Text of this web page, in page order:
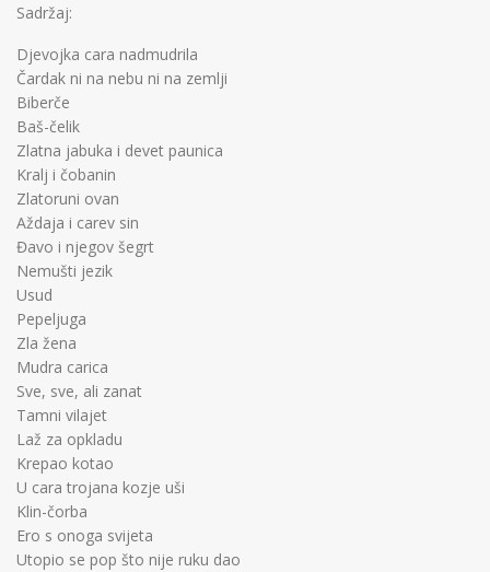
Sadržaj:
Djevojka cara nadmudrila
Čardak ni na nebu ni na zemlji
Biberče
Baš-čelik
Zlatna jabuka i devet paunica
Kralj i čobanin
Zlatoruni ovan
Aždaja i carev sin
Đavo i njegov šegrt
Nemušti jezik
Usud
Pepeljuga
Zla žena
Mudra carica
Sve, sve, ali zanat
Tamni vilajet
Laž za opkladu
Krepao kotao
U cara trojana kozje uši
Klin-čorba
Ero s onoga svijeta
Utopio se pop što nije ruku dao